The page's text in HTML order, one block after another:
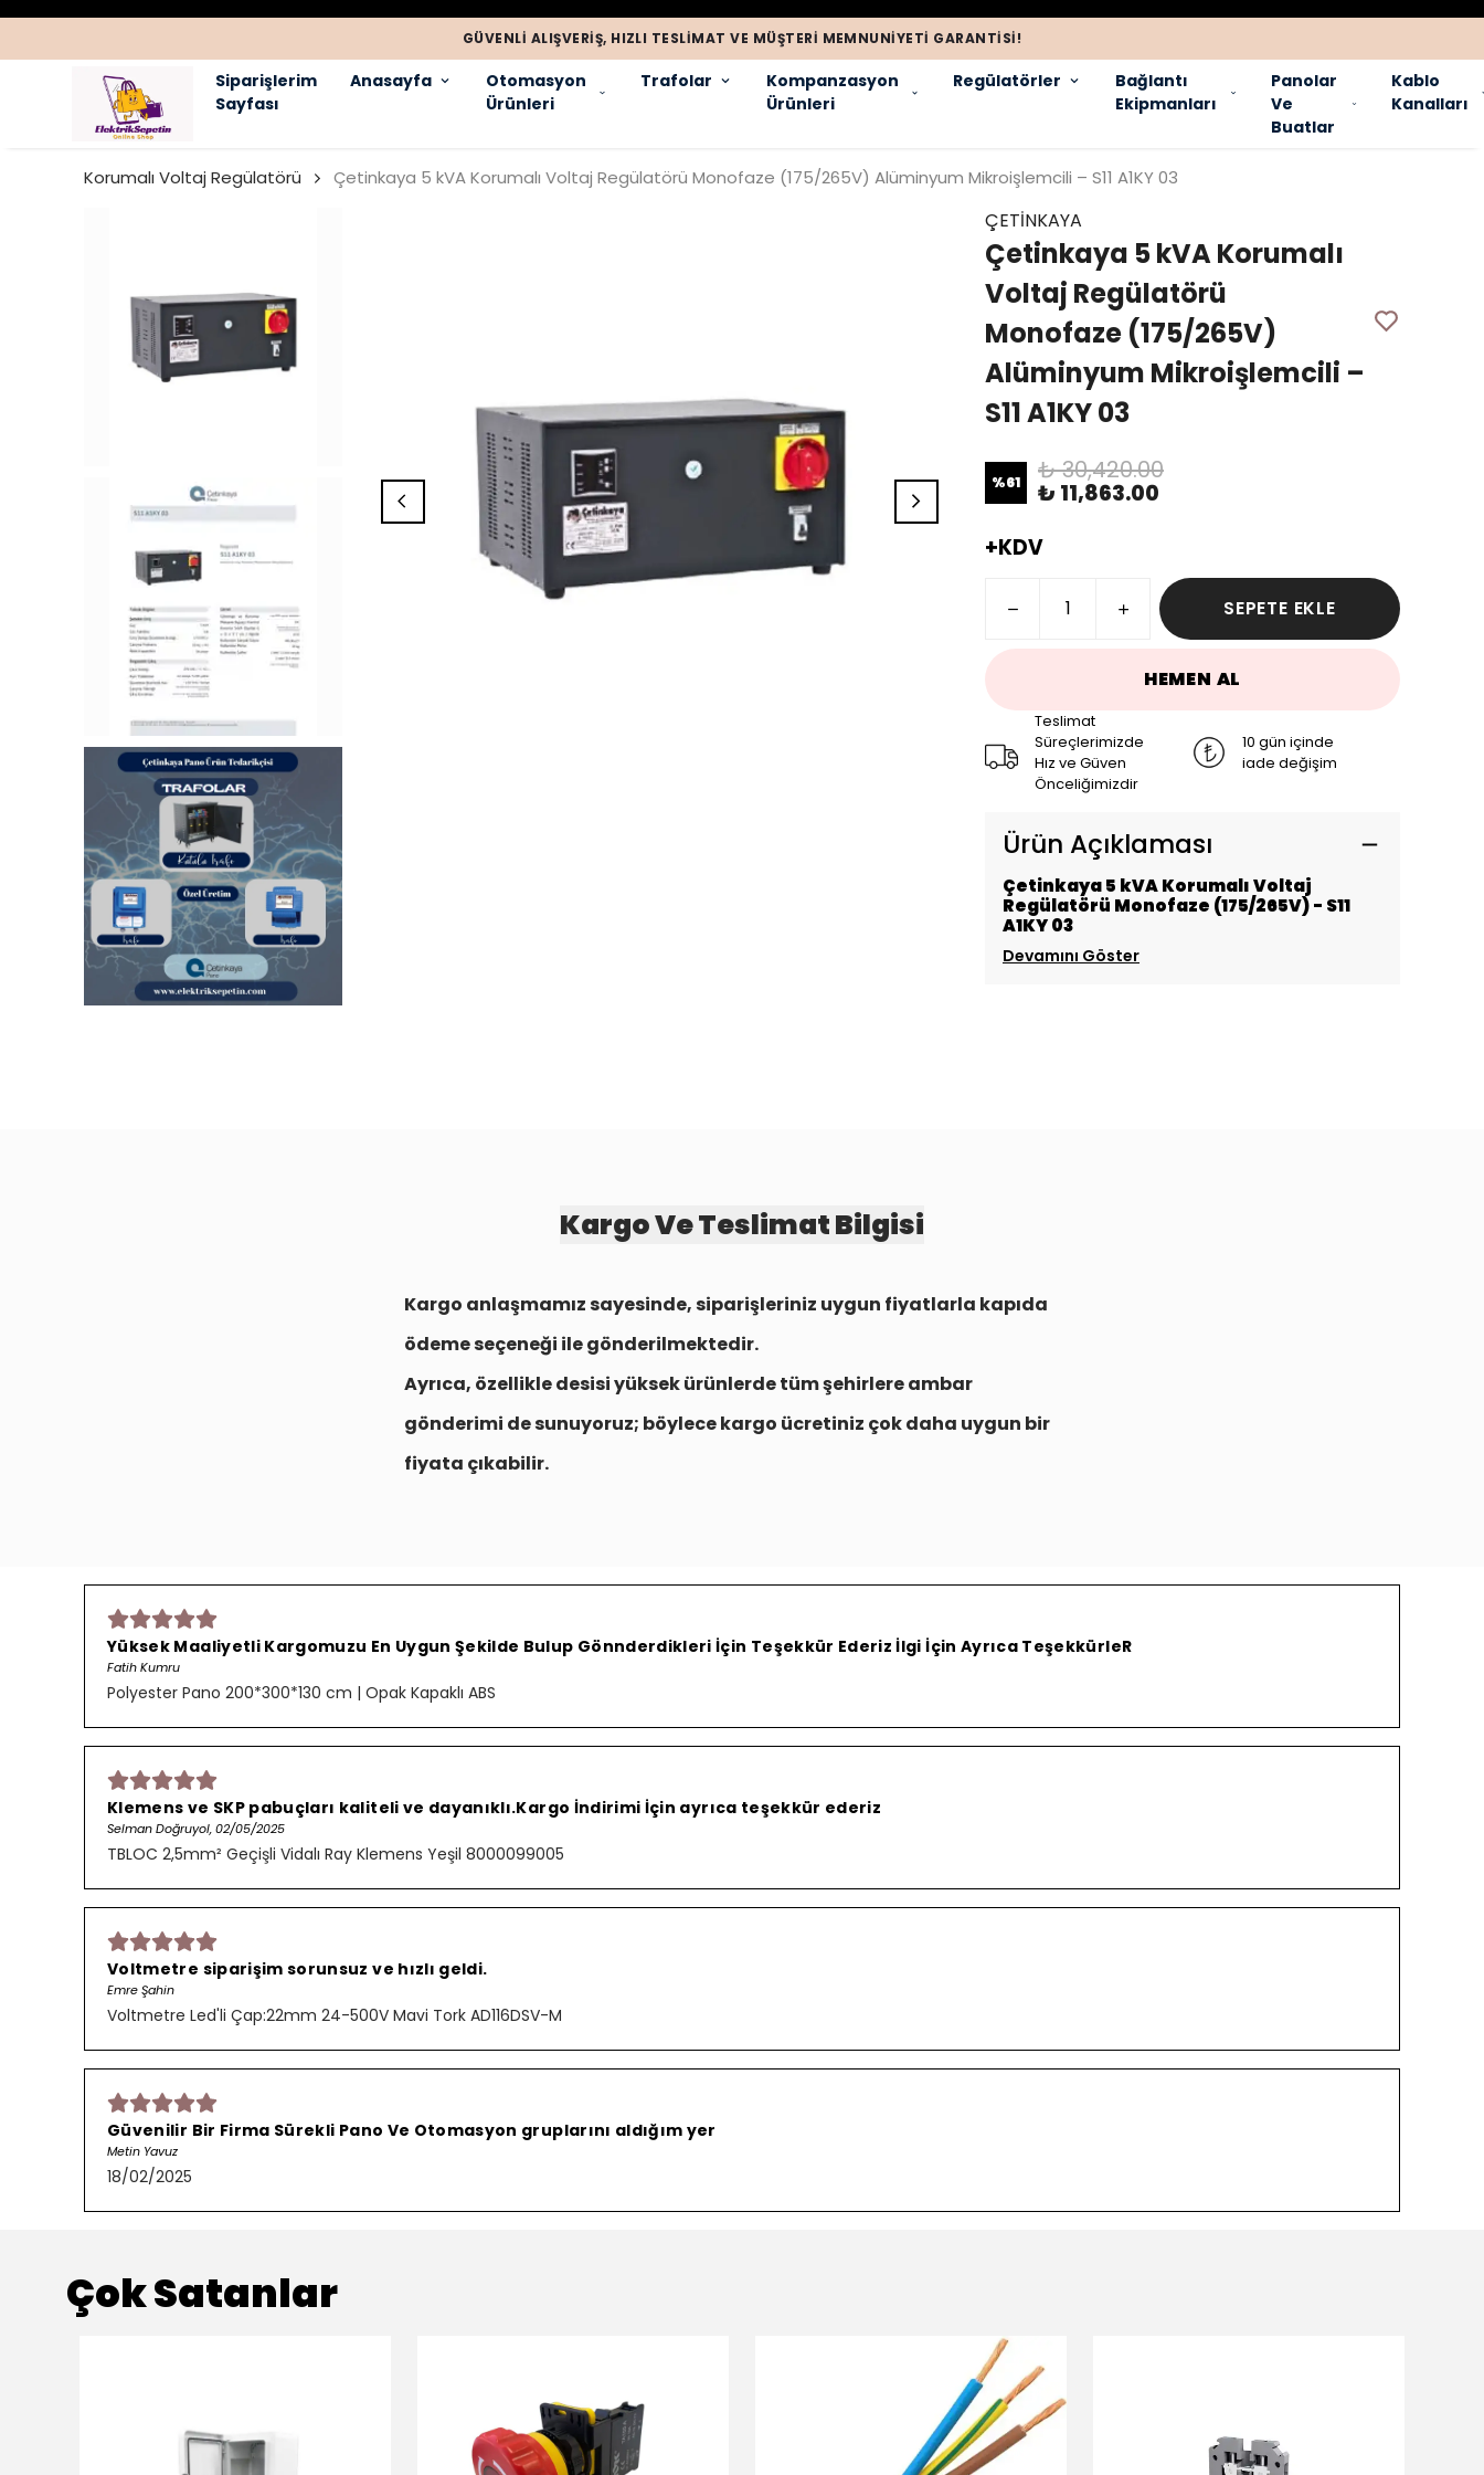
GÜVENLI ALIŞVERIŞ, HIZLI TESLIMAT VE MÜŞTERI MEMNUNIYETI GARANTISI!
Siparişlerim
Sayfası
Anasayfa
Otomasyon
Ürünleri
Trafolar
Kompanzasyon
Ürünleri
Regülatörler
Bağlantı
Ekipmanları
Panolar
Ve
Buatlar
Kablo
Kanalları
Korumalı Voltaj Regülatörü Çetinkaya 5 kVA Korumalı Voltaj Regülatörü Monofaze (175/265V) Alüminyum Mikroişlemcili – S11 A1KY 03
ÇETİNKAYA
Çetinkaya 5 kVA Korumalı
Voltaj Regülatörü
Monofaze (175/265V)
Alüminyum Mikroişlemcili –
S11 A1KY 03
%61 ₺ 30,420.00
₺ 11,863.00
+KDV
SEPETE EKLE
HEMEN AL
Teslimat
Süreçlerimizde
Hız ve Güven
Önceliğimizdir
10 gün içinde
iade değişim
Ürün Açıklaması
Çetinkaya 5 kVA Korumalı Voltaj
Regülatörü Monofaze (175/265V) - S11
A1KY 03
Devamını Göster
Kargo Ve Teslimat Bilgisi
Kargo anlaşmamız sayesinde, siparişleriniz uygun fiyatlarla kapıda
ödeme seçeneği ile gönderilmektedir.
Ayrıca, özellikle desisi yüksek ürünlerde tüm şehirlereambar
gönderimi de sunuyoruz; böylece kargo ücretiniz çok daha uygun bir
fiyata çıkabilir.
Yüksek Maaliyetli Kargomuzu En Uygun Şekilde Bulup Gönnderdikleri İçin Teşekkür Ederiz İlgi İçin Ayrıca TeşekkürleR
Fatih Kumru
Polyester Pano 200*300*130 cm | Opak Kapaklı ABS
Klemens ve SKP pabuçları kaliteli ve dayanıklı.Kargo İndirimi İçin ayrıca teşekkür ederiz
Selman Doğruyol, 02/05/2025
TBLOC 2,5mm² Geçişli Vidalı Ray Klemens Yeşil 8000099005
Voltmetre siparişim sorunsuz ve hızlı geldi.
Emre Şahin
Voltmetre Led'li Çap:22mm 24-500V Mavi Tork AD116DSV-M
Güvenilir Bir Firma Sürekli Pano Ve Otomasyon gruplarını aldığım yer
Metin Yavuz
18/02/2025
Çok Satanlar